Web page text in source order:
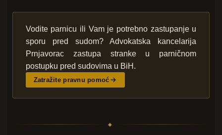
Vodite parnicu ili Vam je potrebno zastupanje u
sporu pred sudom? Advokatska kancelarija
Prnjavorac zastupa stranke u parničnom
postupku pred sudovima u BiH.
Zatražite pravnu pomoć
◆